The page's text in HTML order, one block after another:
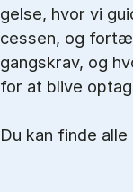
gel­se, hvor vi
ces­sen, og
gangs­krav, og
for at blive
Du kan finde